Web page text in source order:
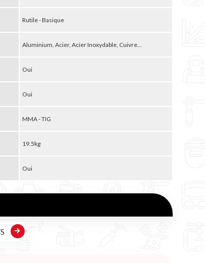
Rutile - Basique
Aluminium, Acier, Acier Inoxydable, Cuivre...
Oui
Oui
MMA - TIG
19.5kg
Oui